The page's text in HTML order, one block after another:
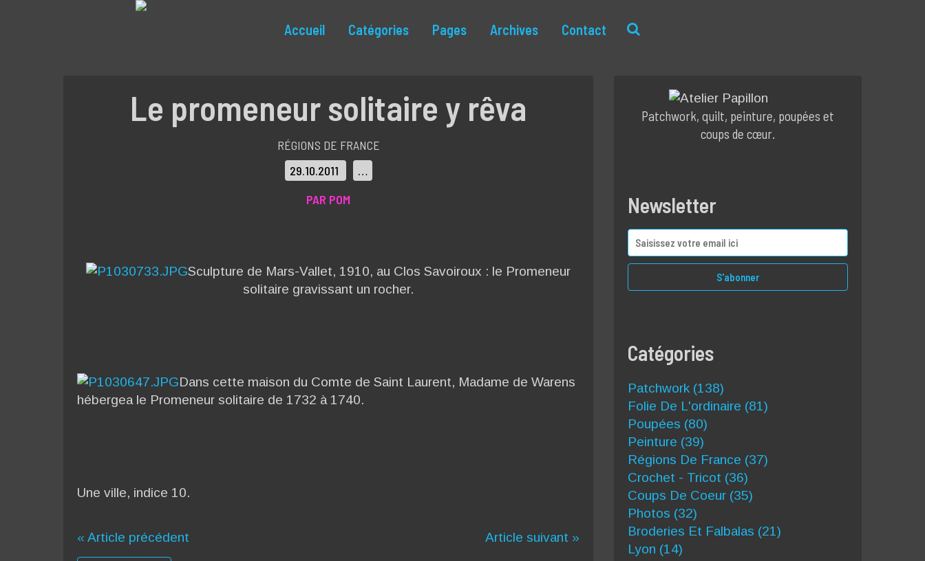
Accueil Catégories Pages Archives Contact
Le promeneur solitaire y rêva
RÉGIONS DE FRANCE
29.10.2011
…
PAR POM
Sculpture de Mars-Vallet, 1910, au Clos Savoiroux : le Promeneur
solitaire gravissant un rocher.
Dans cette maison du Comte de Saint Laurent, Madame de Warens
hébergea le Promeneur solitaire de 1732 à 1740.
Une ville, indice 10.
« Article précédent Article suivant »
Newsletter
Catégories
Patchwork (138)
Folie De L'ordinaire (81)
Poupées (80)
Peinture (39)
Régions De France (37)
Crochet - Tricot (36)
Coups De Coeur (35)
Photos (32)
Broderies Et Falbalas (21)
Lyon (14)
Patchwork, quilt, peinture, poupées et
coups de cœur.